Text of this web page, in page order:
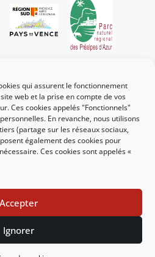
qui assurent le fonctionnement
web et la prise en compte de vos
Ces cookies appelés "Fonctionnels"
En revanche, nous utilisons
(partage sur les réseaux sociaux,
également des cookies pour
Ces cookies sont appelés «
Accepter
Ignorer